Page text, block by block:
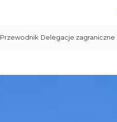
Przewodnik Delegacje zagraniczne